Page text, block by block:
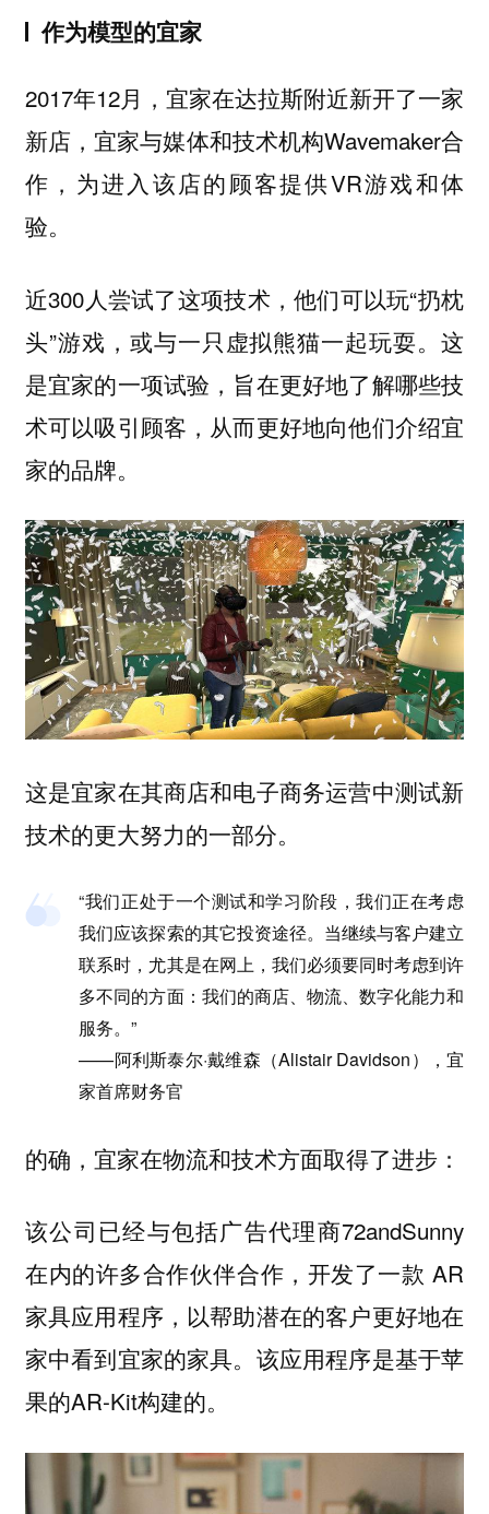
作为模型的宜家
2017年12月，宜家在达拉斯附近新开了一家
新店，宜家与媒体和技术机构Wavemaker合
作，为进入该店的顾客提供VR游戏和体
验。
近300人尝试了这项技术，他们可以玩“扔枕
头”游戏，或与一只虚拟熊猫一起玩耍。这
是宜家的一项试验，旨在更好地了解哪些技
术可以吸引顾客，从而更好地向他们介绍宜
家的品牌。
这是宜家在其商店和电子商务运营中测试新
技术的更大努力的一部分。
“我们正处于一个测试和学习阶段，我们正在考虑
我们应该探索的其它投资途径。当继续与客户建立
联系时，尤其是在网上，我们必须要同时考虑到许
多不同的方面：我们的商店、物流、数字化能力和
服务。”
——阿利斯泰尔·戴维森（Alistair Davidson），宜
家首席财务官
的确，宜家在物流和技术方面取得了进步：
该公司已经与包括广告代理商72andSunny
在内的许多合作伙伴合作，开发了一款 AR
家具应用程序，以帮助潜在的客户更好地在
家中看到宜家的家具。该应用程序是基于苹
果的AR-Kit构建的。